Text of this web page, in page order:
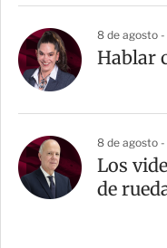
8 de agosto
Hablar
8 de agosto
Los
de